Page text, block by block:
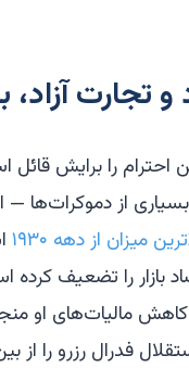
و تجارت
را برایش قائل
بسیاری از
میزان از دهه ۱۹۳۰
را تضعیف کرده
مالیات‌های او
فدرال رزرو را از